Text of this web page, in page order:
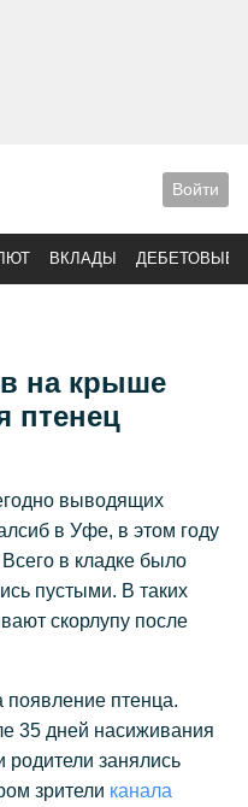
Войти
ВКЛАДЫ ДЕБЕТОВЫЕ
на крыше
птенец
выводящих
в Уфе, в этом году
в кладке было
пустыми. В таких
скорлупу после
птенца.
35 дней насиживания
родители занялись
зрители канала